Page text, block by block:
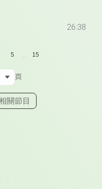
26:38
5 ... 15
頁
相關單集
關節目